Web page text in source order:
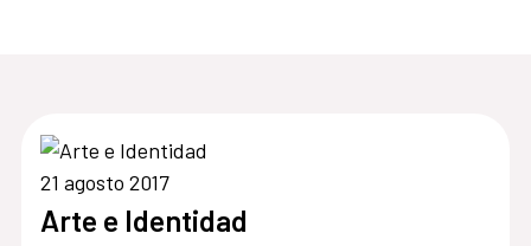
21 agosto 2017
Arte e Identidad